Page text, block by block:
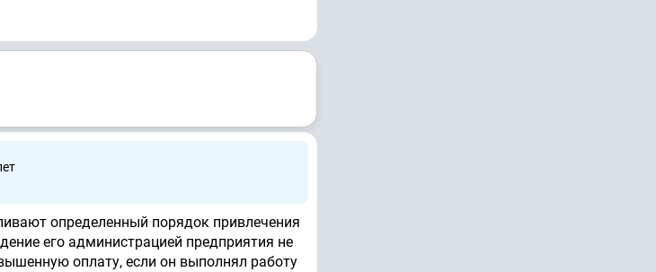
определенный порядок привлечения
его администрацией предприятия не
оплату, если он выполнял работу